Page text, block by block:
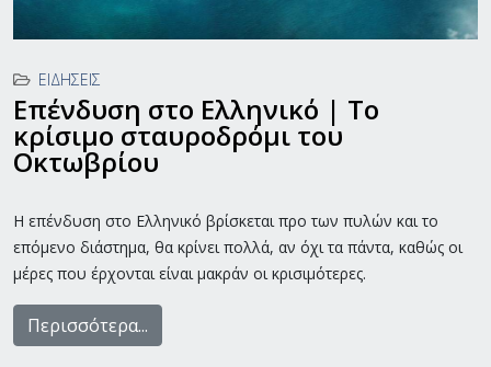
ΕΙΔΉΣΕΙΣ
Επένδυση στο Ελληνικό | Το
κρίσιμο σταυροδρόμι του
Οκτωβρίου
Η επένδυση στο Ελληνικό βρίσκεται προ των πυλών και το
επόμενο διάστημα, θα κρίνει πολλά, αν όχι τα πάντα, καθώς οι
μέρες που έρχονται είναι μακράν οι κρισιμότερες.
Περισσότερα...